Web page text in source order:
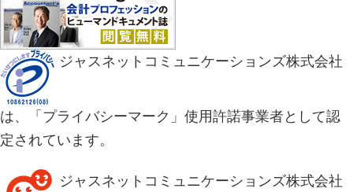
ジャスネットコミュニケーションズ株式会社
は、「プライバシーマーク」使用許諾事業者として認
定されています。
ジャスネットコミュニケーションズ株式会社